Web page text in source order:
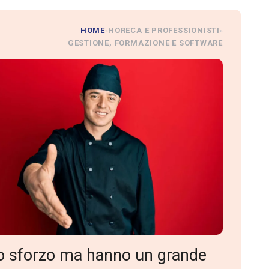
HOME»HORECA E PROFESSIONISTI »
GESTIONE, FORMAZIONE E SOFTWARE
sforzo ma hanno un grande